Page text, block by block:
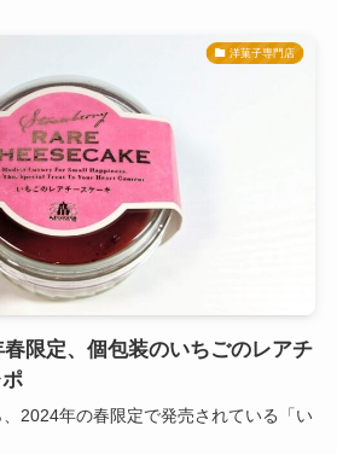
洋菓子専門店
春限定、個包装のいちごのレアチ
2024年の春限定で発売されている「い